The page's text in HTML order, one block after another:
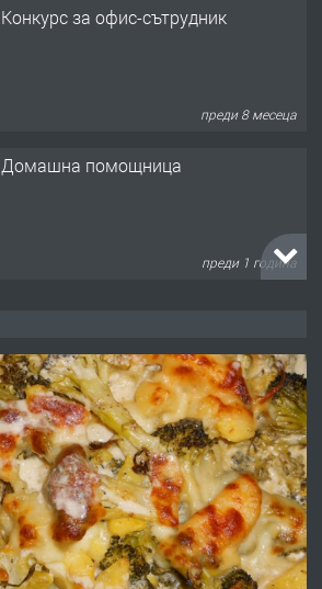
Конкурс за офис-сътрудник
преди 8 месеца
Домашна помощница
преди 1 година
преди 2 години
УДЪЛЖАВАНЕ НА ЧОВЕШКИЯТ
ЖИВОТ И ПОДОБРЯВАНЕ НА
НЕГОВОТО КАЧЕСТВО
преди 2 години